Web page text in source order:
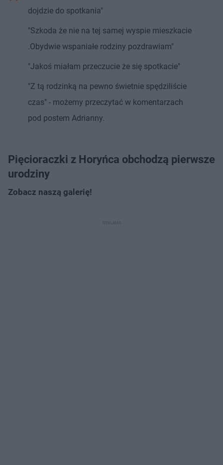
dojdzie do spotkania"
"Szkoda że nie na tej samej wyspie mieszkacie
.Obydwie wspaniałe rodziny pozdrawiam"
"Jakoś miałam przeczucie że się spotkacie"
"Z tą rodzinką na pewno świetnie spędziliście
czas" - możemy przeczytać w komentarzach
pod postem Adrianny.
Pięcioraczki z Horyńca obchodzą pierwsze
urodziny
Zobacz naszą galerię!